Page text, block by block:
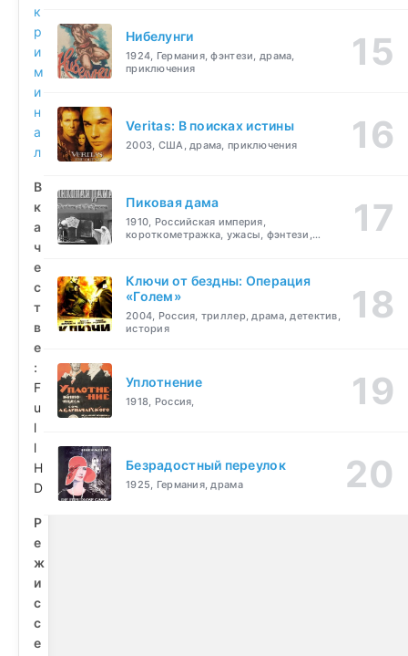
к
р
и
м
и
н
а
л
В
к
а
ч
е
с
т
в
е
:
F
u
l
l
H
D
Р
е
ж
и
с
с
е
Нибелунги
1924, Германия, фэнтези, драма,
приключения
Veritas: В поисках истины
2003, США, драма, приключения
Пиковая дама
1910, Российская империя,
короткометражка, ужасы, фэнтези,
Ключи от бездны: Операция
«Голем»
2004, Россия, триллер, драма, детектив,
история
Уплотнение
1918, Россия,
Безрадостный переулок
1925, Германия, драма